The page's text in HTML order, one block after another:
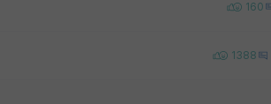
160
1388